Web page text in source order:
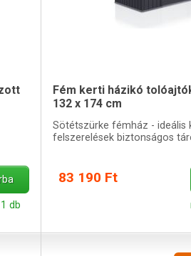
db
Fém kerti házikó
132 x 174 cm
Sötétszürke fémház - ideális
felszerelések biztonságos
83 190 Ft